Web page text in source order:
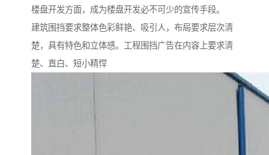
楼盘开发方面，成为楼盘开发必不可少的宣传手段。
建筑围挡要求整体色彩鲜艳、吸引人，布局要求层次清
楚，具有特色和立体感。工程围挡广告在内容上要求清
楚、直白、短小精悍